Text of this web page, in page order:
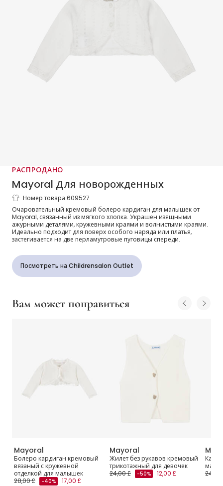
РАСПРОДАНО
Mayoral Для новорожденных
Кардиган болеро кремовый хлопковый
для малышек
Номер товара 609527
Очаровательный кремовый болеро кардиган для малышек от
Mayoral, связанный из мягкого хлопка. Украшен изящными
ажурными деталями, кружевными краями и волнистыми краями.
Идеально подходит для поверх особого наряда или платья,
застегивается на две перламутровые пуговицы спереди.
Посмотреть на Childrensalon Outlet
Вам может понравиться
Mayoral
Болеро кардиган кремовый
вязаный с кружевной
отделкой для малышек
28,00 £
-40% 17,00 £
Mayoral
Жилет без рукавов кремовый
трикотажный для девочек
24,00 £
-50% 12,00 £
24,00